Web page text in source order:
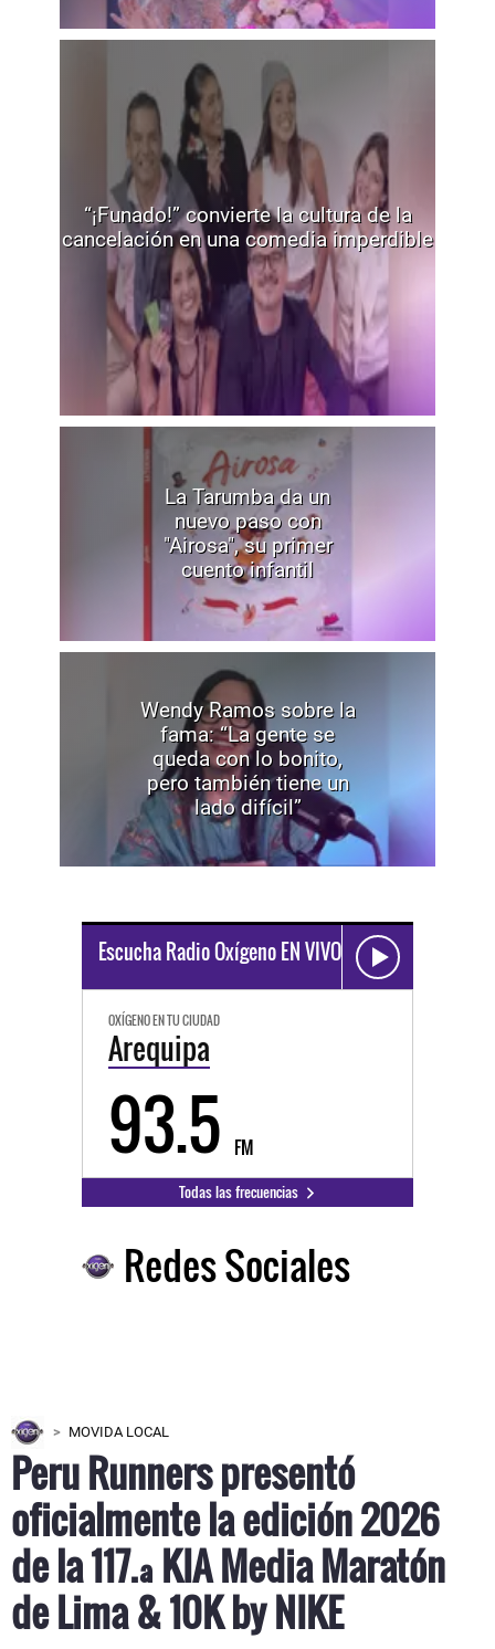
“¡Funado!” convierte la cultura de la
cancelación en una comedia imperdible
La Tarumba da un
nuevo paso con
"Airosa", su primer
cuento infantil
Wendy Ramos sobre la
fama: “La gente se
queda con lo bonito,
pero también tiene un
lado difícil”
Escucha Radio Oxígeno EN VIVO
OXÍGENO EN TU CIUDAD
Arequipa
93.5 FM
Todas las frecuencias
Redes Sociales
MOVIDA LOCAL
Peru Runners presentó
oficialmente la edición 2026
de la 117.ª KIA Media Maratón
de Lima & 10K by NIKE